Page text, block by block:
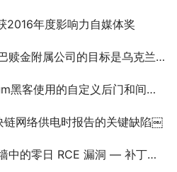
2016年度影响力自媒体奖
赎金附属公司的目标是乌克兰￼
使用的自定义后门和间谍工具
网络供电时报告的关键缺陷￼
零日 RCE 漏洞 — 补丁已发布￼